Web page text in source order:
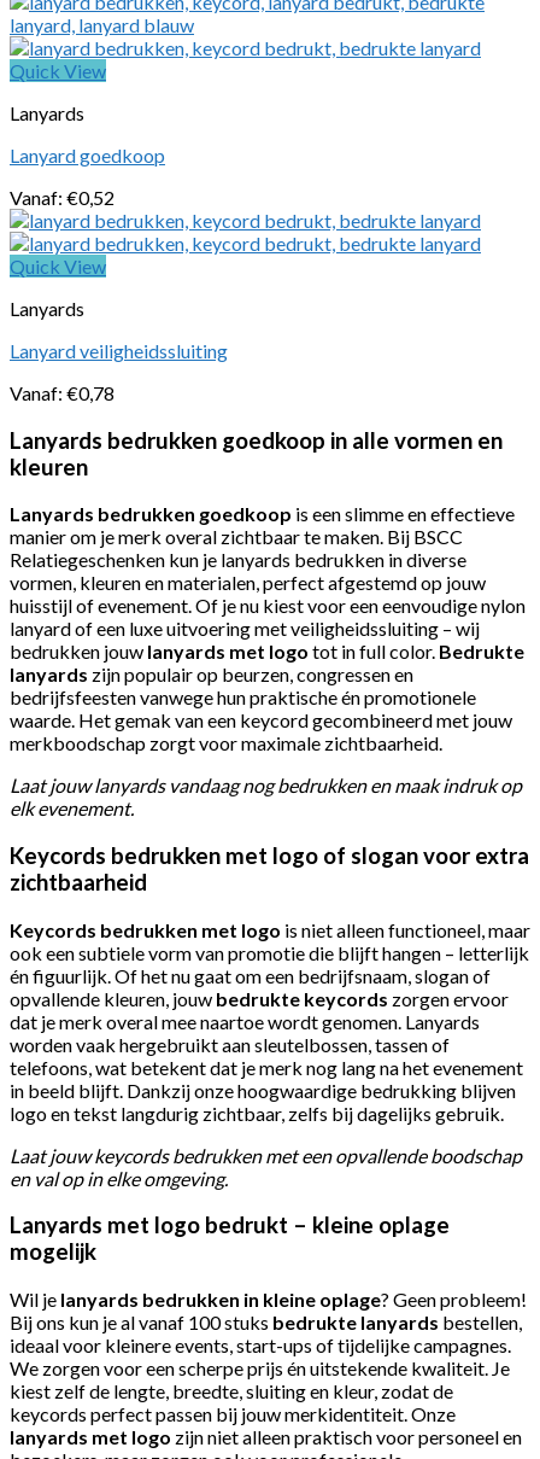
Quick View
Lanyards
Lanyard goedkoop
Vanaf: €0,52
Quick View
Lanyards
Lanyard veiligheidssluiting
Vanaf: €0,78
Lanyards bedrukken goedkoop in alle vormen en
kleuren
Lanyards bedrukken goedkoop is een slimme en effectieve
manier om je merk overal zichtbaar te maken. Bij BSCC
Relatiegeschenken kun je lanyards bedrukken in diverse
vormen, kleuren en materialen, perfect afgestemd op jouw
huisstijl of evenement. Of je nu kiest voor een eenvoudige nylon
lanyard of een luxe uitvoering met veiligheidssluiting – wij
bedrukken jouw lanyards met logo tot in full color. Bedrukte
lanyards zijn populair op beurzen, congressen en
bedrijfsfeesten vanwege hun praktische én promotionele
waarde. Het gemak van een keycord gecombineerd met jouw
merkboodschap zorgt voor maximale zichtbaarheid.
Laat jouw lanyards vandaag nog bedrukken en maak indruk op
elk evenement.
Keycords bedrukken met logo of slogan voor extra
zichtbaarheid
Keycords bedrukken met logo is niet alleen functioneel, maar
ook een subtiele vorm van promotie die blijft hangen – letterlijk
én figuurlijk. Of het nu gaat om een bedrijfsnaam, slogan of
opvallende kleuren, jouw bedrukte keycords zorgen ervoor
dat je merk overal mee naartoe wordt genomen. Lanyards
worden vaak hergebruikt aan sleutelbossen, tassen of
telefoons, wat betekent dat je merk nog lang na het evenement
in beeld blijft. Dankzij onze hoogwaardige bedrukking blijven
logo en tekst langdurig zichtbaar, zelfs bij dagelijks gebruik.
Laat jouw keycords bedrukken met een opvallende boodschap
en val op in elke omgeving.
Lanyards met logo bedrukt – kleine oplage
mogelijk
Wil je lanyards bedrukken in kleine oplage? Geen probleem!
Bij ons kun je al vanaf 100 stuks bedrukte lanyards bestellen,
ideaal voor kleinere events, start-ups of tijdelijke campagnes.
We zorgen voor een scherpe prijs én uitstekende kwaliteit. Je
kiest zelf de lengte, breedte, sluiting en kleur, zodat de
keycords perfect passen bij jouw merkidentiteit. Onze
lanyards met logo zijn niet alleen praktisch voor personeel en